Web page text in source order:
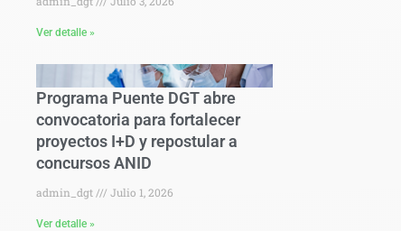
Ver detalle »
Programa Puente DGT abre
convocatoria para fortalecer
proyectos I+D y repostular a
concursos ANID
admin_dgt Julio 1, 2026
Ver detalle »